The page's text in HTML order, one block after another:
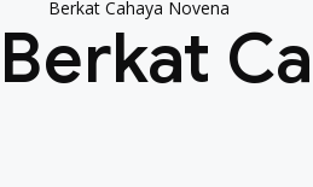
Berkat Cahaya Novena
Berkat